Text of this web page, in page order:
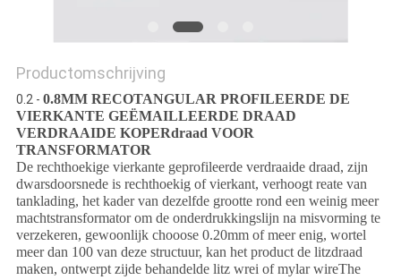
Productomschrijving
0.2 - 0.8MM RECOTANGULAR PROFILEERDE DE
VIERKANTE GEËMAILLEERDE DRAAD
VERDRAAIDE KOPERdraad VOOR
TRANSFORMATOR
De rechthoekige vierkante geprofileerde verdraaide draad, zijn
dwarsdoorsnede is rechthoekig of vierkant, verhoogt reate van
tanklading, het kader van dezelfde grootte rond een weinig meer
machtstransformator om de onderdrukkingslijn na misvorming te
verzekeren, gewoonlijk chooose 0.20mm of meer enig, wortel
meer dan 100 van deze structuur, kan het product de litzdraad
maken, ontwerpt zijde behandelde litz wrei of mylar wireThe